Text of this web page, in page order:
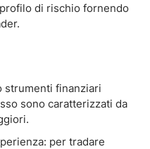
di rischio fornendo
strumenti finanziari
sono caratterizzati da
per tradare